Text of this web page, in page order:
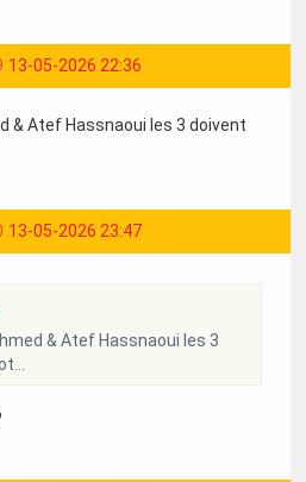
13-05-2026 22:36
& Atef Hassnaoui les 3 doivent
13-05-2026 23:47
& Atef Hassnaoui les 3